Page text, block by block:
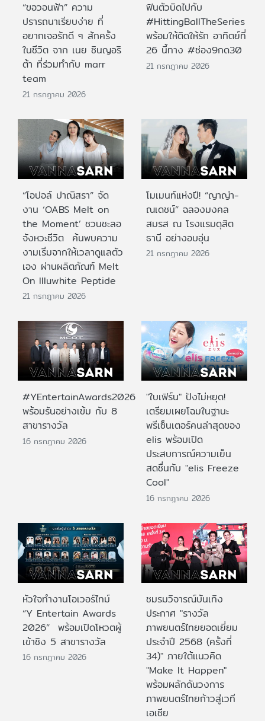
“ขอวอนฟ้า” ความ
ปรารถนาเรียบง่าย ที่
อยากเจอรักดี ๆ สักครั้ง
ในชีวิต จาก เนย ซินญอริ
ต้า ที่ร่วมทำกับ marr
team
21 กรกฎาคม 2026
ฟินตัวบิดไปกับ
#HittingBallTheSeries
พร้อมให้ติดให้รัก อาทิตย์ที่
26 นี้ทาง #ช่อง9กด30
21 กรกฎาคม 2026
“โอปอล์ ปาณิสรา” จัด
งาน ‘OABS Melt on
the Moment’ ชวนชะลอ
จังหวะชีวิต ค้นพบความ
งามเริ่มจากให้เวลาดูแลตัว
เอง ผ่านผลิตภัณฑ์ Melt
On Illuwhite Peptide
21 กรกฎาคม 2026
โมเมนท์แห่งปี! “ญาญ่า-
ณเดชน์” ฉลองมงคล
สมรส ณ โรงแรมดุสิต
ธานี อย่างอบอุ่น
21 กรกฎาคม 2026
#YEntertainAwards2026
พร้อมรันอย่างเข้ม กับ 8
สาขารางวัล
16 กรกฎาคม 2026
"ใบเฟิร์น" ปังไม่หยุด!
เตรียมเผยโฉมในฐานะ
พรีเซ็นเตอร์คนล่าสุดของ
elis พร้อมเปิด
ประสบการณ์ความเย็น
สดชื่นกับ "elis Freeze
Cool"
16 กรกฎาคม 2026
หัวใจทำงานโอเวอร์ไทม์
“Y Entertain Awards
2026” พร้อมเปิดโหวตผู้
เข้าชิง 5 สาขารางวัล
16 กรกฎาคม 2026
ชมรมวิจารณ์บันเทิง
ประกาศ "รางวัล
ภาพยนตร์ไทยยอดเยี่ยม
ประจําปี 2568 (ครั้งที่
34)" ภายใต้แนวคิด
"Make It Happen"
พร้อมผลักดันวงการ
ภาพยนตร์ไทยก้าวสู่เวที
เอเชีย